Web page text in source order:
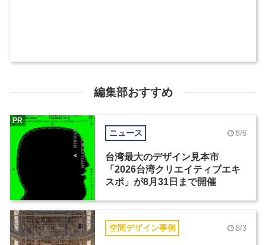
編集部おすすめ
ニュース 8/6
台湾最大のデザイン見本市
「2026台湾クリエイティブエキ
スポ」が8月31日まで開催
PR
空間デザイン事例 8/3